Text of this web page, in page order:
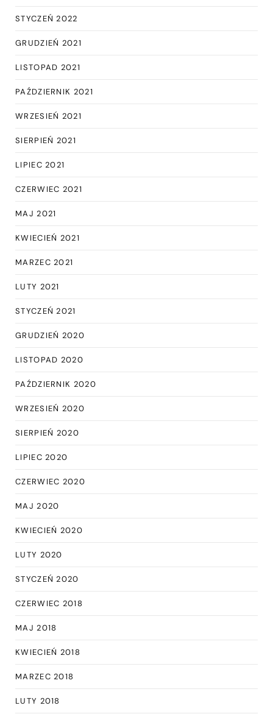
STYCZEŃ 2022
GRUDZIEŃ 2021
LISTOPAD 2021
PAŹDZIERNIK 2021
WRZESIEŃ 2021
SIERPIEŃ 2021
LIPIEC 2021
CZERWIEC 2021
MAJ 2021
KWIECIEŃ 2021
MARZEC 2021
LUTY 2021
STYCZEŃ 2021
GRUDZIEŃ 2020
LISTOPAD 2020
PAŹDZIERNIK 2020
WRZESIEŃ 2020
SIERPIEŃ 2020
LIPIEC 2020
CZERWIEC 2020
MAJ 2020
KWIECIEŃ 2020
LUTY 2020
STYCZEŃ 2020
CZERWIEC 2018
MAJ 2018
KWIECIEŃ 2018
MARZEC 2018
LUTY 2018